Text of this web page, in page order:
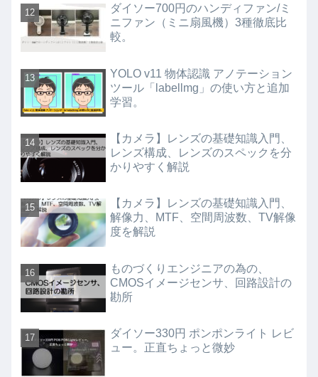
ダイソー700円のハンディファン/ミ
ニファン（ミニ扇風機）3種徹底比
較。
YOLO v11 物体認識 アノテーション
ツール「labellmg」の使い方と追加
学習。
【カメラ】レンズの基礎知識入門、
レンズ構成、レンズのスペックを分
かりやすく解説
【カメラ】レンズの基礎知識入門、
解像力、MTF、空間周波数、TV解像
度を解説
ものづくりエンジニアの為の、
CMOSイメージセンサ、回路設計の
勘所
ダイソー330円 ポンポンライト レビ
ュー。正直ちょっと微妙